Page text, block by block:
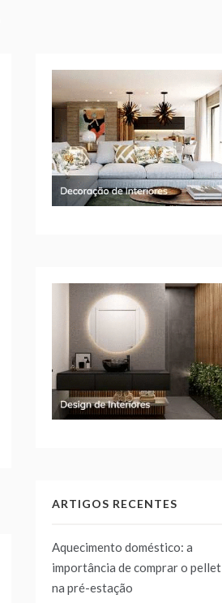
ARTIGOS RECENTES
Aquecimento doméstico: a
importância de comprar o pellet
na pré-estação